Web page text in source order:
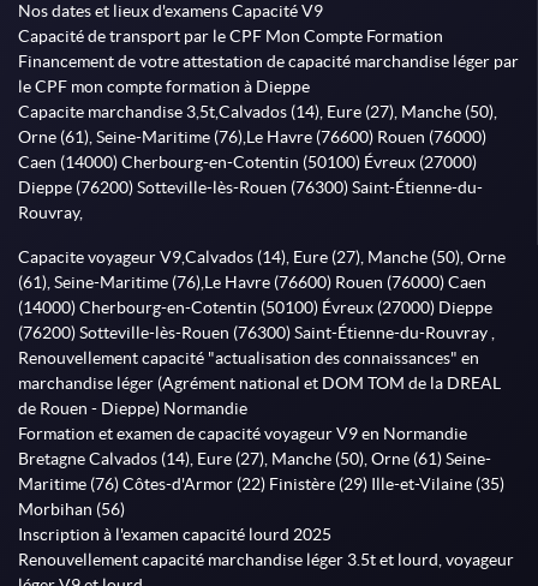
Nos dates et lieux d'examens Capacité V9
Capacité de transport par le CPF Mon Compte Formation
Financement de votre attestation de capacité marchandise léger par
le CPF mon compte formation à Dieppe
Capacite marchandise 3,5t,Calvados (14), Eure (27), Manche (50),
Orne (61), Seine-Maritime (76),Le Havre (76600) Rouen (76000)
Caen (14000) Cherbourg-en-Cotentin (50100) Évreux (27000)
Dieppe (76200) Sotteville-lès-Rouen (76300) Saint-Étienne-du-
Rouvray,
Capacite voyageur V9,Calvados (14), Eure (27), Manche (50), Orne
(61), Seine-Maritime (76),Le Havre (76600) Rouen (76000) Caen
(14000) Cherbourg-en-Cotentin (50100) Évreux (27000) Dieppe
(76200) Sotteville-lès-Rouen (76300) Saint-Étienne-du-Rouvray ,
Renouvellement capacité "actualisation des connaissances" en
marchandise léger (Agrément national et DOM TOM de la DREAL
de Rouen - Dieppe) Normandie
Formation et examen de capacité voyageur V9 en Normandie
Bretagne Calvados (14), Eure (27), Manche (50), Orne (61) Seine-
Maritime (76) Côtes-d'Armor (22) Finistère (29) Ille-et-Vilaine (35)
Morbihan (56)
Inscription à l'examen capacité lourd 2025
Renouvellement capacité marchandise léger 3.5t et lourd, voyageur